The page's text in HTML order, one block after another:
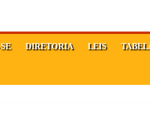
DIRETORIA LEIS